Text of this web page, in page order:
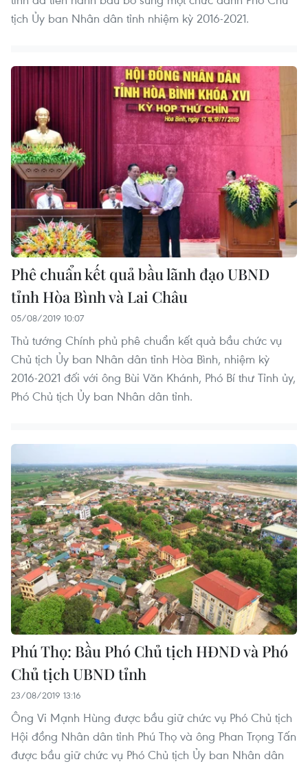
tịch Ủy ban Nhân dân tỉnh nhiệm kỳ 2016-2021.
Phê chuẩn kết quả bầu lãnh đạo UBND
tỉnh Hòa Bình và Lai Châu
05/08/2019 10:07
Thủ tướng Chính phủ phê chuẩn kết quả bầu chức vụ
Chủ tịch Ủy ban Nhân dân tỉnh Hòa Bình, nhiệm kỳ
2016-2021 đối với ông Bùi Văn Khánh, Phó Bí thư Tỉnh ủy,
Phó Chủ tịch Ủy ban Nhân dân tỉnh.
Phú Thọ: Bầu Phó Chủ tịch HĐND và Phó
Chủ tịch UBND tỉnh
23/08/2019 13:16
Ông Vi Mạnh Hùng được bầu giữ chức vụ Phó Chủ tịch
Hội đồng Nhân dân tỉnh Phú Thọ và ông Phan Trọng Tấn
được bầu giữ chức vụ Phó Chủ tịch Ủy ban Nhân dân